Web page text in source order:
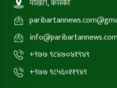
पोखरा, कास्की
+९७७ ९८४७०४१९४९
+९७७ ९८५६०११९४९